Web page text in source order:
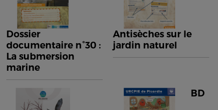
Dossier
documentaire n°30 :
La submersion
marine
Antisèches sur le
jardin naturel
BD